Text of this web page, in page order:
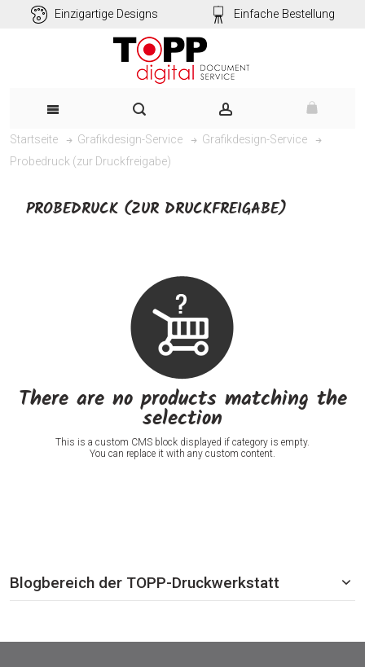
Einzigartige Designs Einfache Bestellung
Startseite Grafikdesign-Service
Grafikdesign-Service
Probedruck (zur Druckfreigabe)
PROBEDRUCK (ZUR DRUCKFREIGABE)
There are no products matching the
selection
This is a custom CMS block displayed if category is empty.
You can replace it with any custom content.
Blogbereich der TOPP-Druckwerkstatt